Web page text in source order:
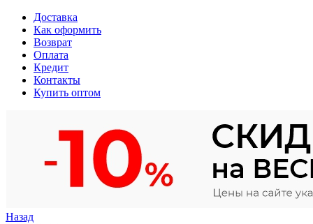
Доставка
Как оформить
Возврат
Оплата
Кредит
Контакты
Купить оптом
Назад